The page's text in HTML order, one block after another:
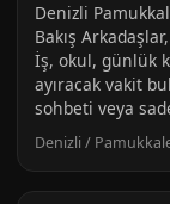
Denizli
Bakış
İş, okul, günlük
ayıracak vakit
sohbeti veya
Denizli /